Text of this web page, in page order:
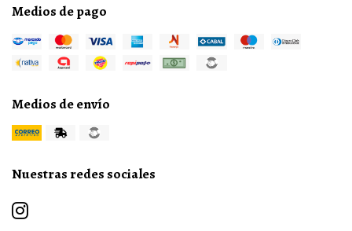
Medios de pago
Medios de envío
Nuestras redes sociales